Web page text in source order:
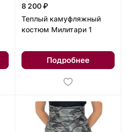
8 200 ₽
Теплый камуфляжный
костюм Милитари 1
Подробнее